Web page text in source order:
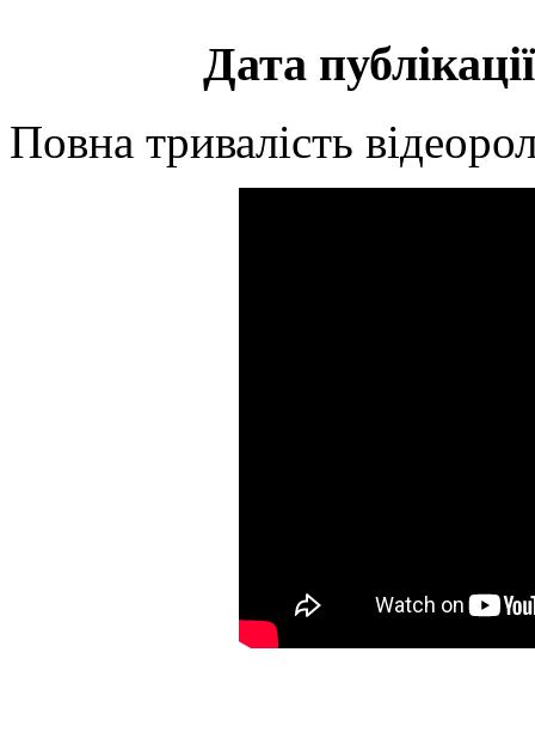
Дата
Повна тривалість